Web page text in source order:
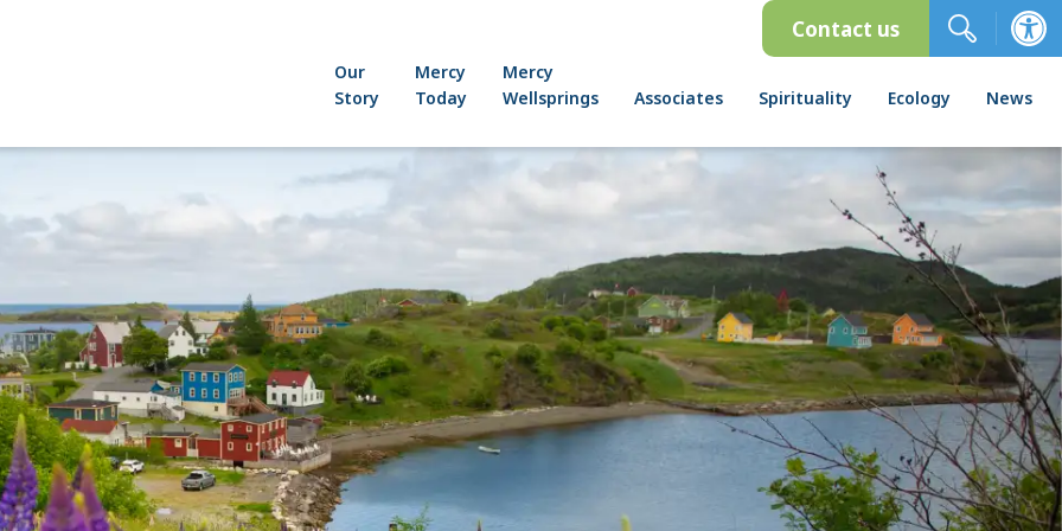
Our
Story
Mercy
Today
Mercy
Wellsprings
Associates Spirituality Ecology News
Contact us